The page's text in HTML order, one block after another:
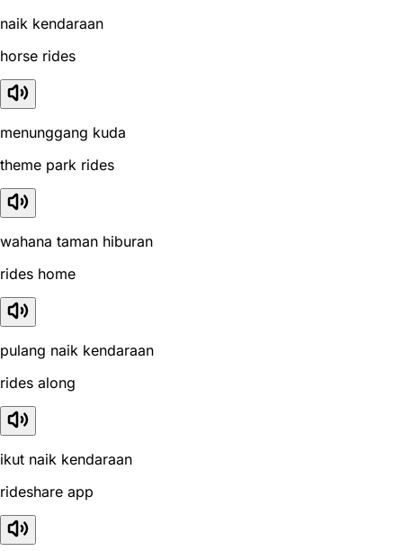
naik kendaraan
horse rides
menunggang kuda
theme park rides
wahana taman hiburan
rides home
pulang naik kendaraan
rides along
ikut naik kendaraan
rideshare app